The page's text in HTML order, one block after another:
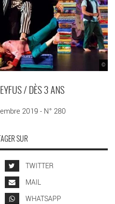
©
/ DÈS 3 ANS
2019 - N° 280
SUR
TWITTER
MAIL
WHATSAPP